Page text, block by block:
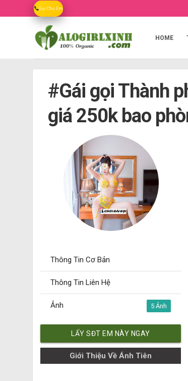
to
Gọi Cho Em
HOME
#Gái gọi Thành
giá 250k bao
Thông Tin Cơ Bản
Thông Tin Liên Hệ
5
Ảnh
LẤY SĐT EM NÀY NGAY
Giới Thiệu Về Ánh Tiên